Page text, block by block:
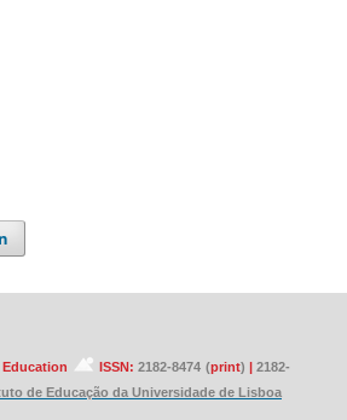
ISSN: 2182-8474 (print) | 2182-
de Educação da Universidade de Lisboa